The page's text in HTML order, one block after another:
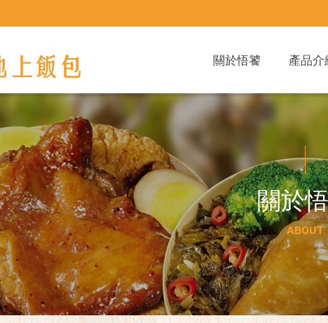
關於悟饕 產品介
關於悟
ABOUT